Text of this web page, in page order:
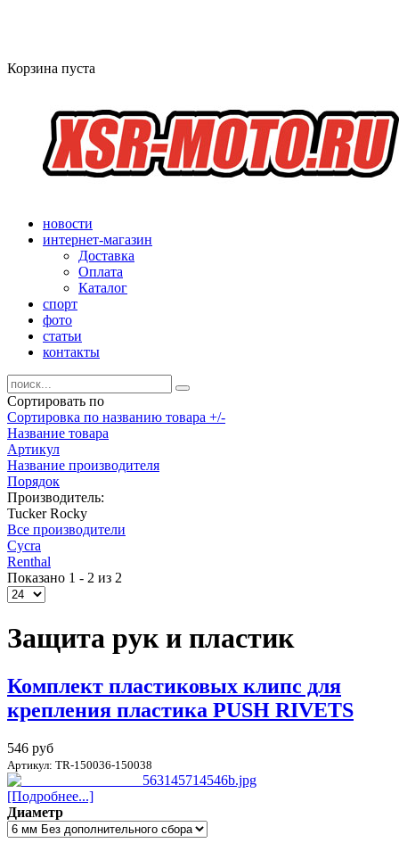
Корзина пуста
новости
интернет-магазин
Доставка
Оплата
Каталог
спорт
фото
статьи
контакты
Сортировать по
Сортировка по названию товара +/-
Название товара
Артикул
Название производителя
Порядок
Производитель:
Tucker Rocky
Все производители
Cycra
Renthal
Показано 1 - 2 из 2
Защита рук и пластик
Комплект пластиковых клипс для
крепления пластика PUSH RIVETS
546 руб
Артикул: TR-150036-150038
[Подробнее...]
Диаметр